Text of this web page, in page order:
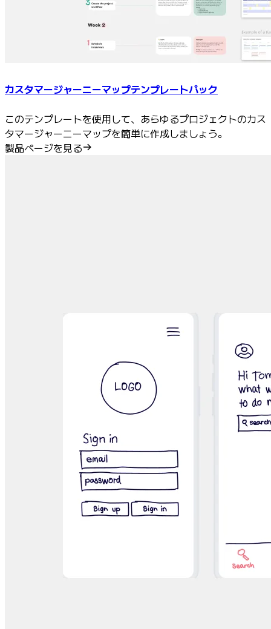
カスタマージャーニーマップテンプレートパック
このテンプレートを使用して、あらゆるプロジェクトのカス
タマージャーニーマップを簡単に作成しましょう。
製品ページを見る